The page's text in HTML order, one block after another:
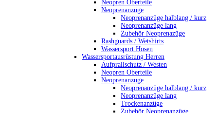
Neopren Oberteile
Neoprenanzüge
Neoprenanzüge halblang / kurz
Neoprenanzüge lang
Zubehör Neoprenazüge
Rashguards / Wetshirts
Wassersport Hosen
Wassersportausrüstung Herren
Aufprallschutz / Westen
Neopren Oberteile
Neoprenanzüge
Neoprenanzüge halblang / kurz
Neoprenanzüge lang
Trockenanzüge
Zubehör Neoprenanzüge